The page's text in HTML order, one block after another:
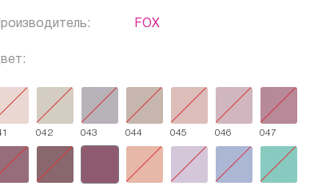
FOX
042 043 044 045 046 047